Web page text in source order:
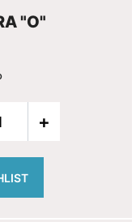
"O"